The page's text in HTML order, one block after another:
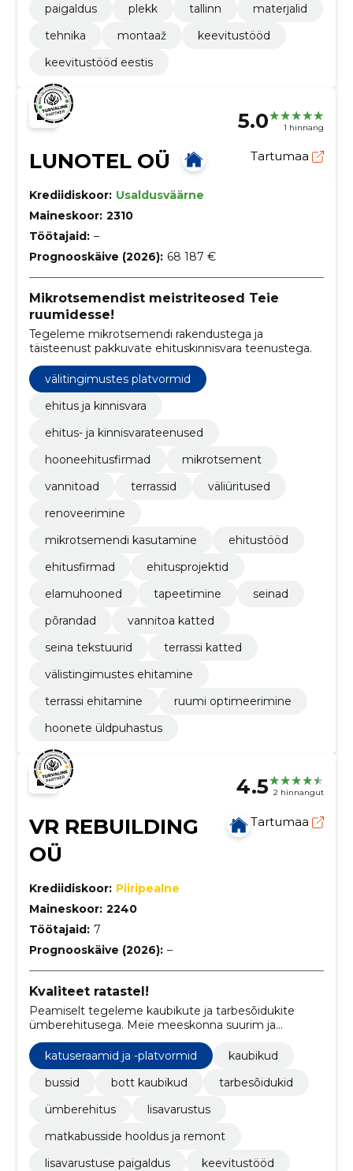
paigaldus
plekk tallinn
materjalid
tehnika
montaaž
keevitustööd
keevitustööd eestis
5.0 1 hinnang
LUNOTEL OÜ Tartumaa
Krediidiskoor: Usaldusväärne
Maineskoor: 2310
Töötajaid: –
Prognooskäive (2026): 68 187 €
Mikrotsemendist meistriteosed Teie
ruumidesse!
Tegeleme mikrotsemendi rakendustega ja
täisteenust pakkuvate ehituskinnisvara teenustega.
välitingimustes platvormid
ehitus ja kinnisvara
ehitus- ja kinnisvarateenused
hooneehitusfirmad
mikrotsement
vannitoad
terrassid
väliüritused
renoveerimine
mikrotsemendi kasutamine
ehitustööd
ehitusfirmad
ehitusprojektid
elamuhooned
tapeetimine
seinad
põrandad
vannitoa katted
seina tekstuurid
terrassi katted
välistingimustes ehitamine
terrassi ehitamine
ruumi optimeerimine
hoonete üldpuhastus
4.5 2 hinnangut
VR REBUILDING
OÜ
Tartumaa
Krediidiskoor: Piiripealne
Maineskoor: 2240
Töötajaid: 7
Prognooskäive (2026): –
Kvaliteet ratastel!
Peamiselt tegeleme kaubikute ja tarbesõidukite
ümberehitusega. Meie meeskonna suurim ja
tugevaim omadus on kokkuhoidvus ning leidlikkus,
millega saame me oma klientidele garanteerida just
parimad võimalikud lahendused ja parima kvaliteedi.
katuseraamid ja -platvormid
kaubikud
bussid
bott kaubikud
tarbesõidukid
ümberehitus
lisavarustus
matkabusside hooldus ja remont
lisavarustuse paigaldus
keevitustööd